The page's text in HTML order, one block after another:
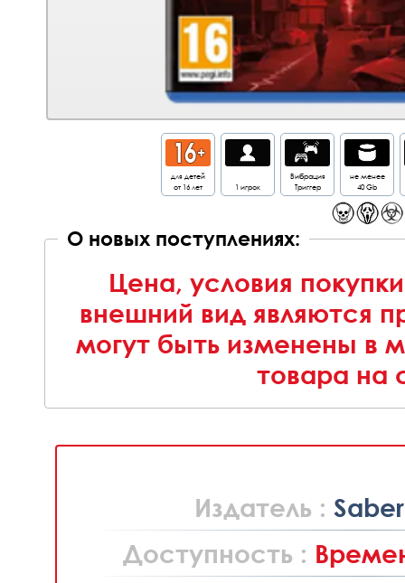
для детей
от 16 лет
1 игрок
Вибрация
Триггер
не менее
40 Gb
О новых поступлениях:
Цена, условия
внешний вид являются
могут быть изменены в
товара на
Издатель :
Доступность :